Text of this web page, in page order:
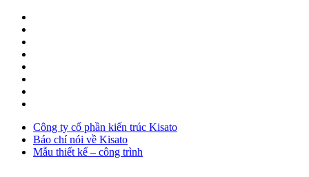
Công ty cổ phần kiến trúc Kisato
Báo chí nói về Kisato
Mẫu thiết kế – công trình